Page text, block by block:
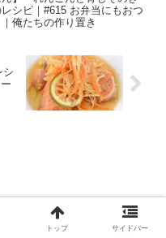
シピ｜#615 お弁当にもおつ
俺たちの作り置き
シ
込む
トップ サイドバー